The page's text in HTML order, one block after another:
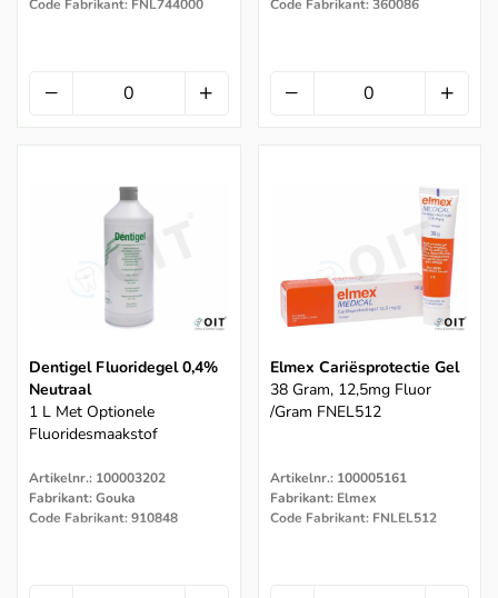
Code Fabrikant: FNL744000
Code Fabrikant: 360086
Dentigel Fluoridegel 0,4%
Neutraal
1 L Met Optionele
Fluoridesmaakstof
Artikelnr.: 100003202
Fabrikant: Gouka
Code Fabrikant: 910848
Elmex Cariësprotectie Gel
38 Gram, 12,5mg Fluor
/gram FNEL512
Artikelnr.: 100005161
Fabrikant: Elmex
Code Fabrikant: FNLEL512